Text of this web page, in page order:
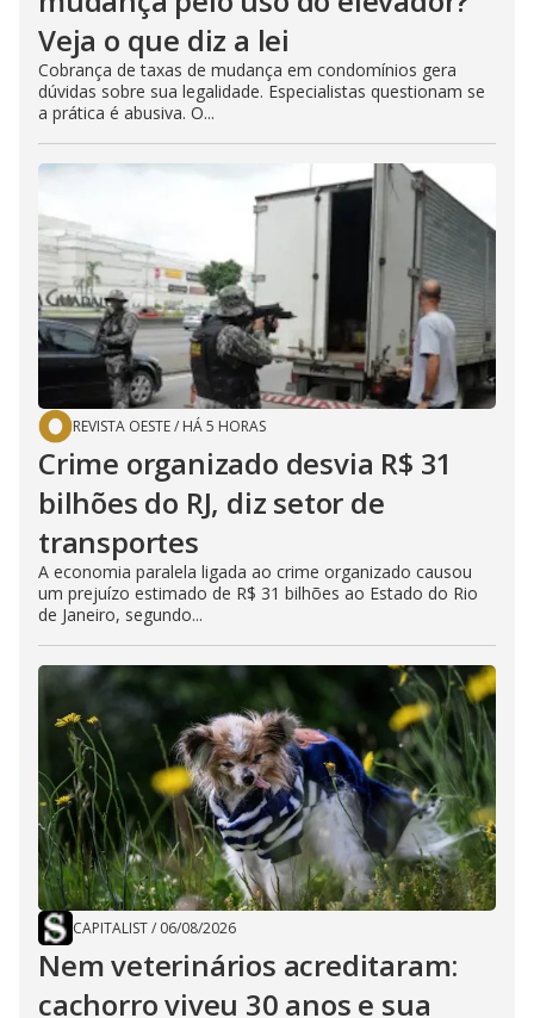
Veja o que diz a lei
Cobrança de taxas de mudança em condomínios gera
dúvidas sobre sua legalidade. Especialistas questionam se
a prática é abusiva. O...
REVISTA OESTE/ HÁ 5 HORAS
Crime organizado desvia R$ 31
bilhões do RJ, diz setor de
transportes
A economia paralela ligada ao crime organizado causou
um prejuízo estimado de R$ 31 bilhões ao Estado do Rio
de Janeiro, segundo...
CAPITALIST/ 06/08/2026
Nem veterinários acreditaram:
cachorro viveu 30 anos e sua